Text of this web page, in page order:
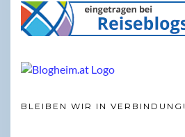
BLEIBEN WIR IN VERBINDUNG!